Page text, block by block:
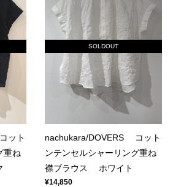
ット
重ね
SOLDOUT
nachukara/DOVERS コット
ンテンセルシャーリング重ね
襟ブラウス ホワイト
¥14,850